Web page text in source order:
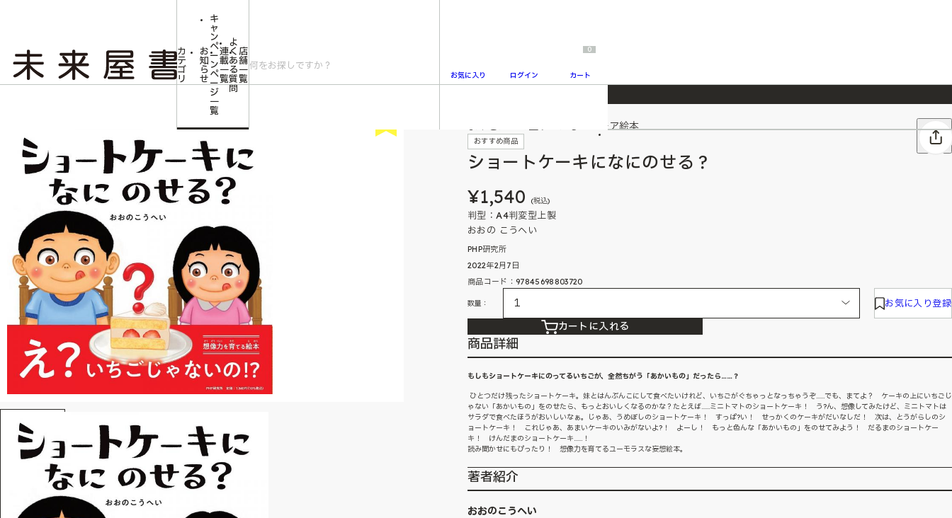
2026/7/23 『ONE PIECE magazine 021 ONE PIECEカード付き同梱版』発売延期のご案内
カ
テ
ゴ
リ
お
知
ら
せ
キ
ャ
ン
ペ
ー
ン
ペ
ー
ジ
一
覧
連
載
一
覧
よ
く
あ
る
質
問
店
舗
一
覧
お気に入り ログイン
0
カート
ショートケーキになにのせる？
よみきかせで盛り上がるユーモア絵本
おすすめ商品
ショートケーキになにのせる？
¥1,540 (税込)
判型：A4判変型上製
おおの こうへい
PHP研究所
2022年2月7日
商品コード：97845698803720
数量： お気に入り登録
カートに入れる
商品詳細
もしもショートケーキにのってるいちごが、全然ちがう「あかいもの」だったら……？
ひとつだけ残ったショートケーキ。妹とはんぶんこにして食べたいけれど、いちごがぐちゃっとなっちゃうぞ……でも、まてよ？ ケーキの上にいちごじ
ゃない「あかいもの」をのせたら、もっとおいしくなるのかな？たとえば……ミニトマトのショートケーキ！ う?ん、想像してみたけど、ミニトマトは
サラダで食べたほうがおいしいなぁ。じゃあ、うめぼしのショートケーキ！ すっぱ?い！ せっかくのケーキがだいなしだ！ 次は、とうがらしのシ
ョートケーキ！ これじゃあ、あまいケーキのいみがないよ?！ よーし！ もっと色んな「あかいもの」をのせてみよう！ だるまのショートケー
キ！ けんだまのショートケーキ……！
読み聞かせにもぴったり！ 想像力を育てるユーモラスな妄想絵本。
著者紹介
おおのこうへい